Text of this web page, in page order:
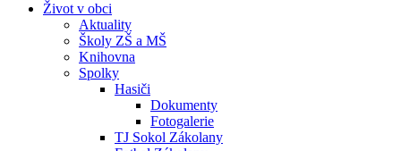
Život v obci
Aktuality
Školy ZŠ a MŠ
Knihovna
Spolky
Hasiči
Dokumenty
Fotogalerie
TJ Sokol Zákolany